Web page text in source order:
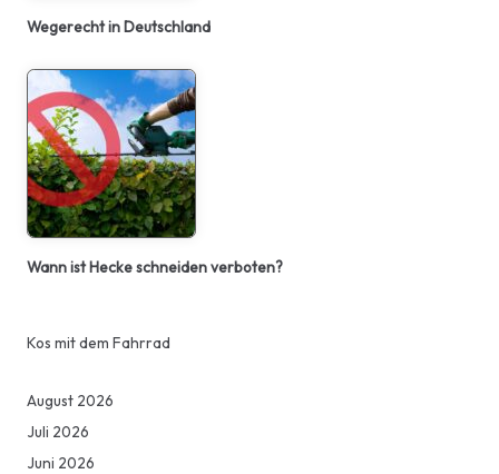
Wegerecht in Deutschland
Wann ist Hecke schneiden verboten?
Kos mit dem Fahrrad
August 2026
Juli 2026
Juni 2026